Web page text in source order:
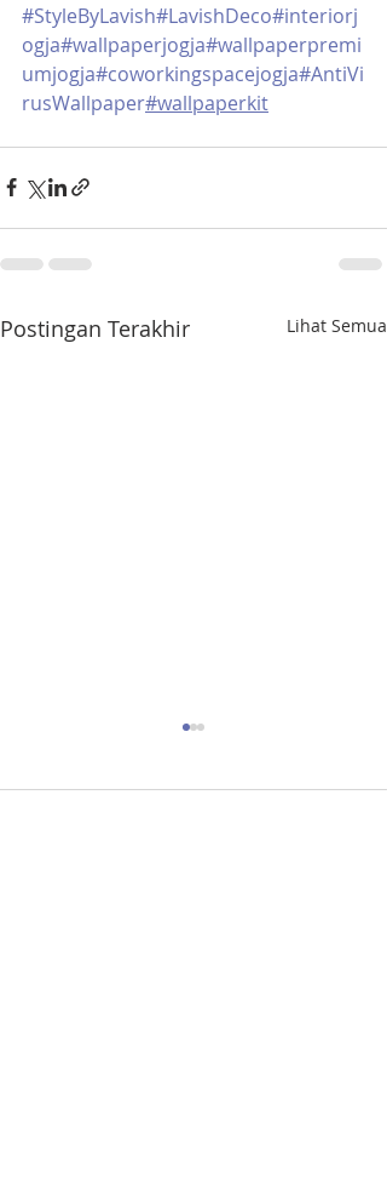
#StyleByLavish#LavishDeco#interiorj
ogja#wallpaperjogja#wallpaperpremi
umjogja#coworkingspacejogja#AntiVi
rusWallpaper#wallpaperkit
Postingan Terakhir Lihat Semua